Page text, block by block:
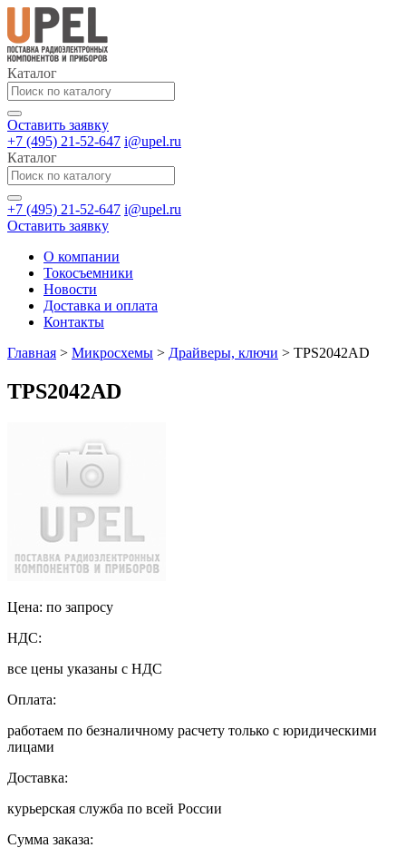
Каталог
Оставить заявку
+7 (495) 21-52-647 i@upel.ru
Каталог
+7 (495) 21-52-647 i@upel.ru
Оставить заявку
О компании
Токосъемники
Новости
Доставка и оплата
Контакты
Главная > Микросхемы > Драйверы, ключи > TPS2042AD
TPS2042AD
Цена: по запросу
НДС:
все цены указаны с НДС
Оплата:
работаем по безналичному расчету только с юридическими
лицами
Доставка:
курьерская служба по всей России
Сумма заказа: